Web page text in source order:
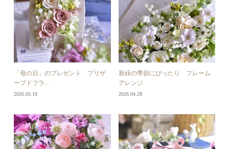
「母の日」のプレゼント プリザ
ーブドフラ...
2026.05.10
新緑の季節にぴったり フレーム
アレンジ
2026.04.28